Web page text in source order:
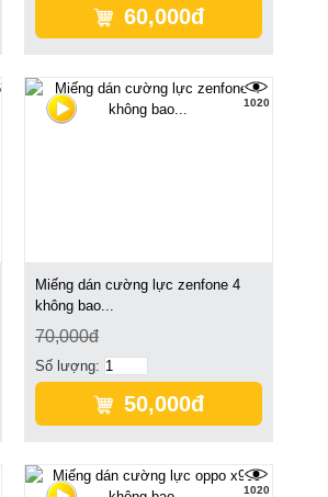
60,000đ
1020
Miếng dán cường lực zenfone 4
không bao...
70,000đ
Số lượng:
50,000đ
1020